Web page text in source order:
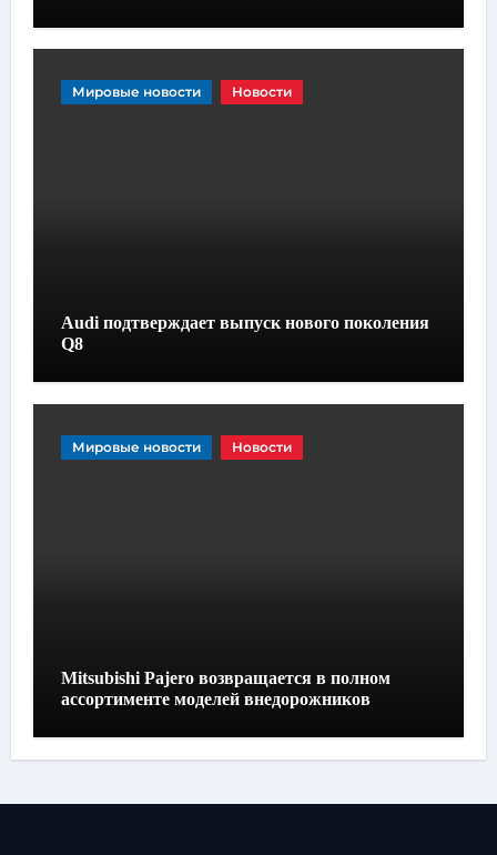
Мировые новости Новости
Audi подтверждает выпуск нового поколения
Q8
Мировые новости Новости
Mitsubishi Pajero возвращается в полном
ассортименте моделей внедорожников